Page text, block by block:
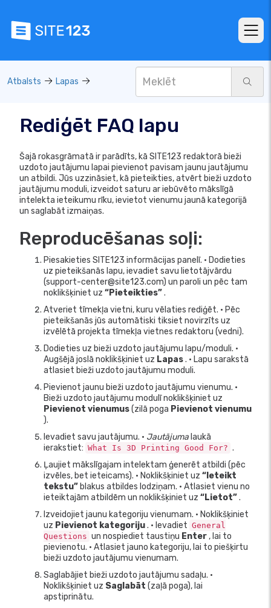
Atbalsts Lapas
Rediģēt FAQ lapu
Šajā rokasgrāmatā ir parādīts, kā SITE123 redaktorā bieži
uzdoto jautājumu lapai pievienot pavisam jaunu jautājumu
un atbildi. Jūs uzzināsiet, kā pieteikties, atvērt bieži uzdoto
jautājumu moduli, izveidot saturu ar iebūvēto mākslīgā
intelekta ieteikumu rīku, ievietot vienumu jaunā kategorijā
un saglabāt izmaiņas.
Reproducēšanas soļi:
Piesakieties SITE123 informācijas panelī. • Dodieties
uz pieteikšanās lapu, ievadiet savu lietotājvārdu
(support-center@site123.com) un paroli un pēc tam
noklikšķiniet uz “Pieteikties”.
Atveriet tīmekļa vietni, kuru vēlaties rediģēt. • Pēc
pieteikšanās jūs automātiski tiksiet novirzīts uz
izvēlētā projekta tīmekļa vietnes redaktoru (vedni).
Dodieties uz bieži uzdoto jautājumu lapu/moduli. •
Augšējā joslā noklikšķiniet uz Lapas. • Lapu sarakstā
atlasiet bieži uzdoto jautājumu moduli.
Pievienot jaunu bieži uzdoto jautājumu vienumu. •
Bieži uzdoto jautājumu modulī noklikšķiniet uz
Pievienot vienumus(zilā poga Pievienot vienumu
).
Ievadiet savu jautājumu. • Jautājuma laukā
ierakstiet: What Is 3D Printing Good For? .
Ļaujiet mākslīgajam intelektam ģenerēt atbildi (pēc
izvēles, bet ieteicams). • Noklikšķiniet uz “Ieteikt
tekstu” blakus atbildes lodziņam. • Atlasiet vienu no
ieteiktajām atbildēm un noklikšķiniet uz “Lietot”.
Izveidojiet jaunu kategoriju vienumam. • Noklikšķiniet
uz Pievienot kategoriju. • Ievadiet General
Questions un nospiediet taustiņu Enter , lai to
pievienotu. • Atlasiet jauno kategoriju, lai to piešķirtu
bieži uzdoto jautājumu vienumam.
Saglabājiet bieži uzdoto jautājumu sadaļu. •
Noklikšķiniet uz Saglabāt (zaļā poga), lai
apstiprinātu.